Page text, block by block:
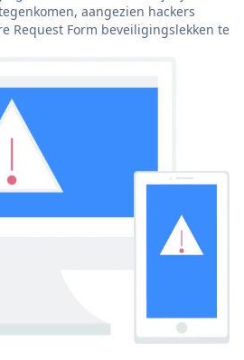
aangezien hackers
Request Form beveiligingslekken te